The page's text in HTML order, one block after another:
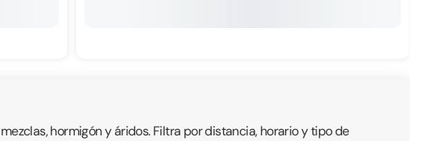
hormigón y áridos. Filtra por distancia, horario y tipo de